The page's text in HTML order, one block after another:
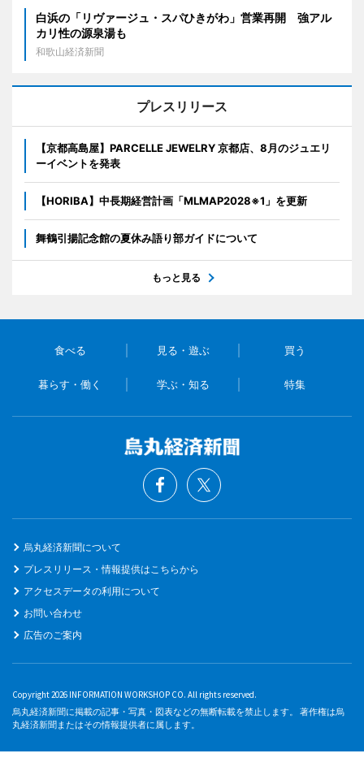
白浜の「リヴァージュ・スパひきがわ」営業再開 強アル
カリ性の源泉湯も
和歌山経済新聞
プレスリリース
【京都高島屋】PARCELLE JEWELRY 京都店、8月のジュエリ
ーイベントを発表
【HORIBA】中長期経営計画「MLMAP2028※1」を更新
舞鶴引揚記念館の夏休み語り部ガイドについて
もっと見る
食べる 見る・遊ぶ 買う
暮らす・働く 学ぶ・知る 特集
烏丸経済新聞について
プレスリリース・情報提供はこちらから
アクセスデータの利用について
お問い合わせ
広告のご案内
Copyright 2026 INFORMATION WORKSHOP CO. All rights reserved.
烏丸経済新聞に掲載の記事・写真・図表などの無断転載を禁止します。 著作権は烏
丸経済新聞またはその情報提供者に属します。